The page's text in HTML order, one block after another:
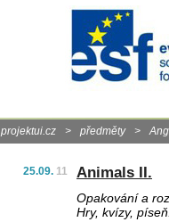
projektui.cz > předměty >
25.09. 11 Animals II.
Opakování a
Hry, kvízy,